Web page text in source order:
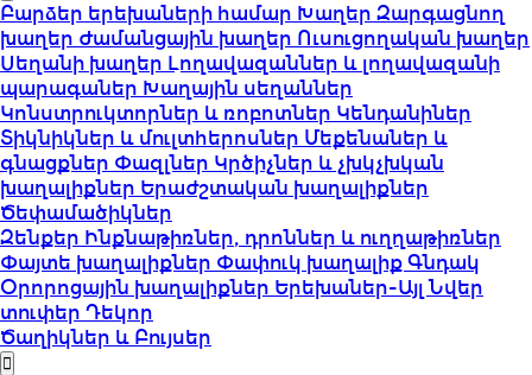
Բարձեր երեխաների համար Խաղեր Զարգացնող
խաղեր Ժամանցային խաղեր Ուսուցողական խաղեր
Սեղանի խաղեր Լողավազաններ և լողավազանի
պարագաներ Խաղային սեղաններ
Կոնստրուկտորներ և ռոբոտներ Կենդանիներ
Տիկնիկներ և մուլտհերոսներ Մեքենաներ և
գնացքներ Փազլներ Կրծիչներ և չխկչխկան
խաղալիքներ Երաժշտական խաղալիքներ
Ծեփամածիկներ
Զենքեր Ինքնաթիռներ, դրոններ և ուղղաթիռներ
Փայտե խաղալիքներ Փափուկ խաղալիքԳնդակ
Օրորոցային խաղալիքներ Երեխաներ-ԱյլՆվեր
տուփեր Դեկոր
Ծաղիկներ և Բույսեր